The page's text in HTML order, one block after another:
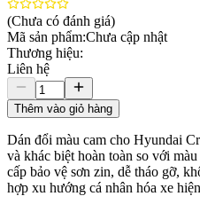
(Chưa có đánh giá)
Mã sản phẩm:Chưa cập nhật
Thương hiệu:
Liên hệ
Thêm vào giỏ hàng
Dán đổi màu cam cho Hyundai
và khác biệt hoàn toàn so với
cấp bảo vệ sơn zin, dễ tháo gỡ,
hợp xu hướng cá nhân hóa xe